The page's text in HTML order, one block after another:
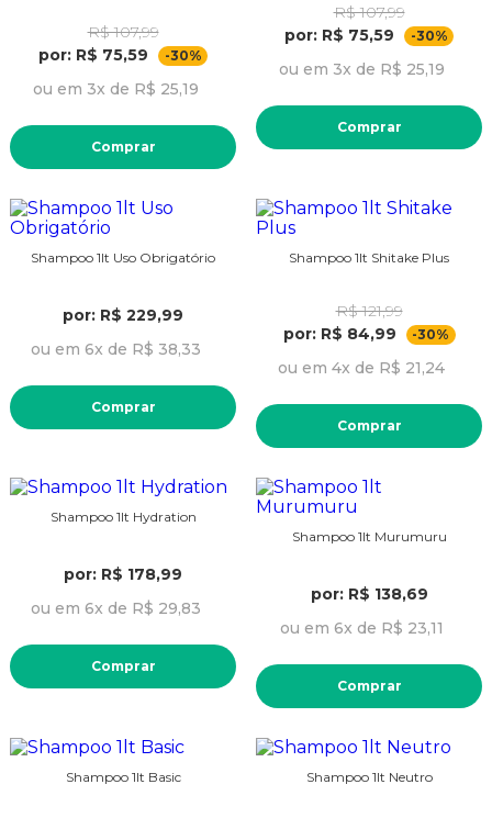
R$ 107,99
por: R$ 75,59
-30%
ou em 3x de R$ 25,19
Comprar
R$ 107,99
por: R$ 75,59
-30%
ou em 3x de R$ 25,19
Comprar
Shampoo 1lt Uso Obrigatório
por: R$ 229,99
ou em 6x de R$ 38,33
Comprar
Shampoo 1lt Shitake Plus
R$ 121,99
por: R$ 84,99
-30%
ou em 4x de R$ 21,24
Comprar
Shampoo 1lt Hydration
por: R$ 178,99
ou em 6x de R$ 29,83
Comprar
Shampoo 1lt Murumuru
por: R$ 138,69
ou em 6x de R$ 23,11
Comprar
Shampoo 1lt Basic Shampoo 1lt Neutro